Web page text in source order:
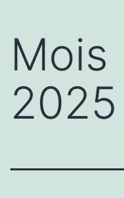
Mois
2025